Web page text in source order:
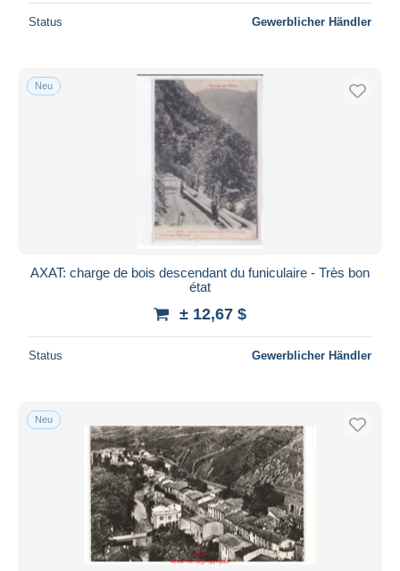
Status Gewerblicher Händler
Neu
AXAT: charge de bois descendant du funiculaire - Très bon
état
± 12,67 $
Status Gewerblicher Händler
Neu